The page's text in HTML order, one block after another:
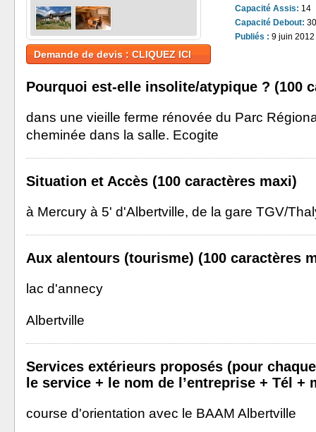
Capacité Assis: 14
Capacité Debout: 30
Publiés : 9 juin
Demande de devis : CLIQUEZ ICI
Pourquoi est-elle insolite/atypique ? (100
dans une vieille ferme rénovée du Parc
cheminée dans la salle. Ecogite
Situation et Accès (100 caractères maxi)
à Mercury à 5' d'Albertville, de la gare TGV/
Aux alentours (tourisme) (100 caractères
lac d'annecy
Albertville
Services extérieurs proposés (pour
le service + le nom de l’entreprise + Tél +
course d'orientation avec le BAAM Albertville